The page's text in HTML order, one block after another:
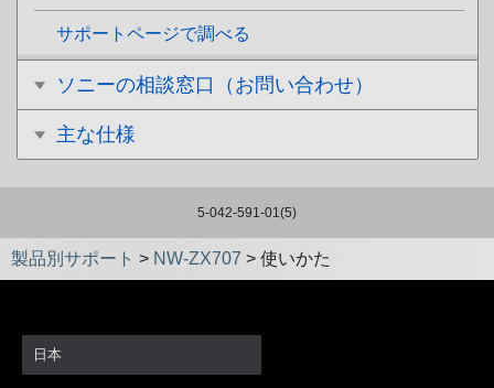
サポートページで調べる
ソニーの相談窓口（お問い合わせ）
主な仕様
5-042-591-01(5)
製品別サポート > NW-ZX707 > 使いかた
日本